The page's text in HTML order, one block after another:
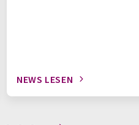
NEWS LESEN